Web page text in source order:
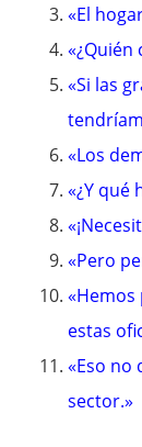
«El
«¿Quién
«Si las
«Los
«¿Y qué
«Pero
estas
«Eso
sector.»